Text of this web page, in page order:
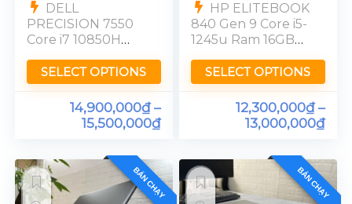
DELL
PRECISION 7550
Core i7 10850H
T2000 Ram 16GB
SSD 512GB 15in
SELECT OPTIONS
14,900,000₫–
15,500,000₫
HP ELITEBOOK
840 Gen 9 Core i5-
1245u Ram 16GB
FHD
SELECT OPTIONS
12,300,000₫–
13,000,000₫
BÁN CHẠY BÁN CHẠY